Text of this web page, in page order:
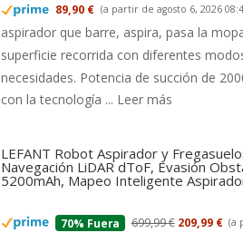
89,90 € (a partir de agosto 6, 2026
aspirador que barre, aspira, pasa la
superficie recorrida con diferentes
necesidades. Potencia de succión de
con la tecnología ... Leer más
LEFANT Robot Aspirador y
Navegación LiDAR dToF, Evasión
5200mAh, Mapeo Inteligente
70% Fuera 699,99 € 209,99 € (a